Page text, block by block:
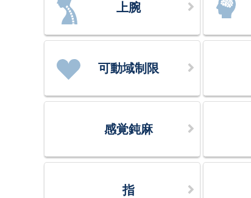
上腕
可動域制限
感覚鈍麻
指